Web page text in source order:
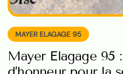
MAYER ELAGAGE 95
Mayer Elagage 95